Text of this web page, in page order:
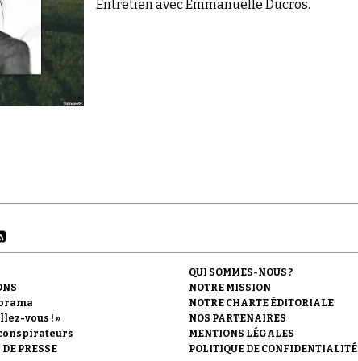
Entretien avec Emmanuelle Ducros.
vous ! »
PRESSE
QUI SOMMES-NOUS ?
NOTRE MISSION
NOTRE CHARTE ÉDITORIALE
NOS PARTENAIRES
MENTIONS LÉGALES
POLITIQUE DE CONFIDENTIALITÉ